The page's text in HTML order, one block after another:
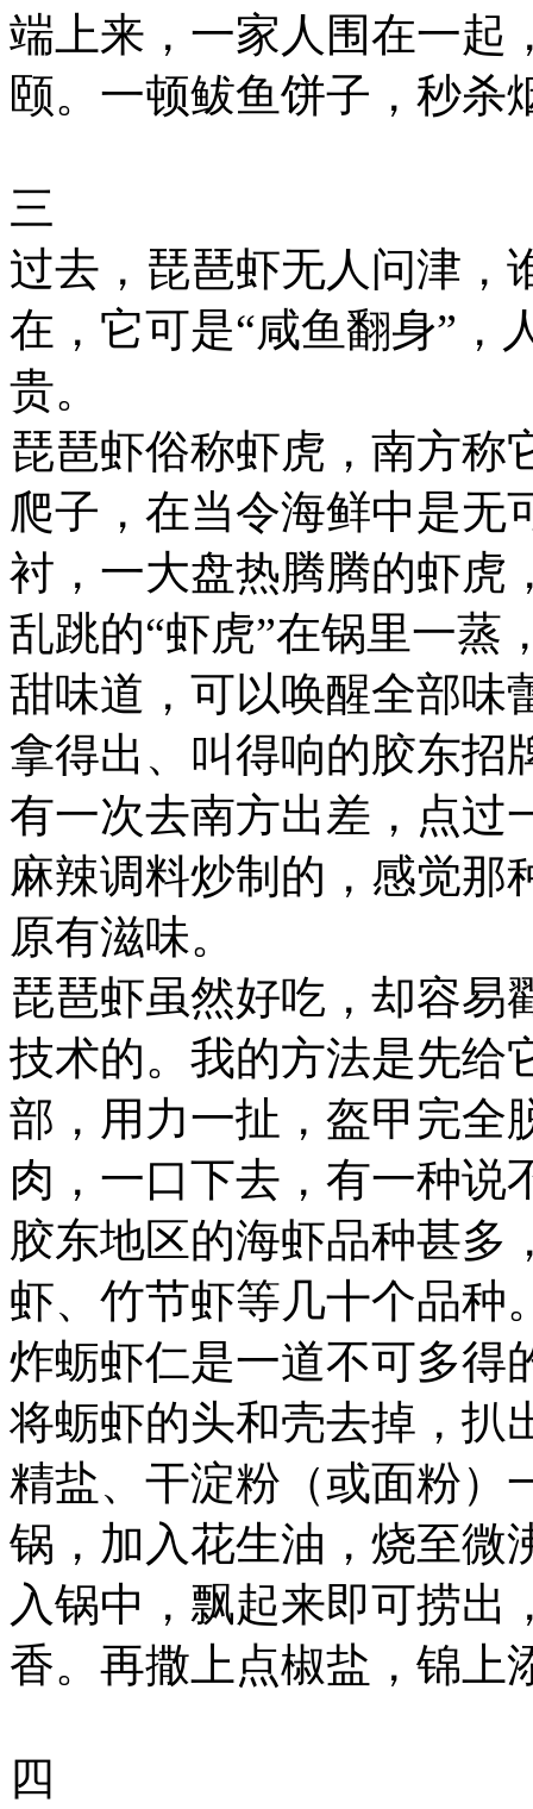
端上来，一家人围在一起
颐。一顿鲅鱼饼子，秒杀
三
过去，琵琶虾无人问津，
在，它可是“咸鱼翻身”，
贵。
琵琶虾俗称虾虎，南方称
爬子，在当令海鲜中是无
衬，一大盘热腾腾的虾虎
乱跳的“虾虎”在锅里一蒸
甜味道，可以唤醒全部味
拿得出、叫得响的胶东招
有一次去南方出差，点过
麻辣调料炒制的，感觉那
原有滋味。
琵琶虾虽然好吃，却容易
技术的。我的方法是先给
部，用力一扯，盔甲完全
肉，一口下去，有一种说
胶东地区的海虾品种甚多
虾、竹节虾等几十个品种
炸蛎虾仁是一道不可多得
将蛎虾的头和壳去掉，扒
精盐、干淀粉（或面粉）
锅，加入花生油，烧至微
入锅中，飘起来即可捞出
香。再撒上点椒盐，锦上
四